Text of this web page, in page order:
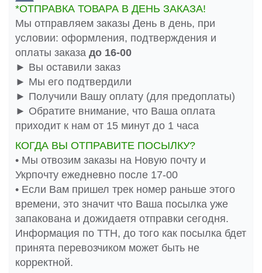
*ОТПРАВКА ТОВАРА В ДЕНЬ ЗАКАЗА!
Мы отправляем заказы День в день, при
условии: оформления, подтверждения и
оплаты заказа до 16-00
► Вы оставили заказ
► Мы его подтвердили
► Получили Вашу оплату (для предоплаты)
► Обратите внимание, что Ваша оплата
приходит к нам от 15 минут до 1 часа
КОГДА ВЫ ОТПРАВИТЕ ПОСЫЛКУ?
• Мы отвозим заказы на Новую почту и
Укрпочту ежедневно после 17-00
• Если Вам пришел трек номер раньше этого
времени, это значит что Ваша посылка уже
запакована и дожидаетя отправки сегодня.
Информация по ТТН, до того как посылка бдет
принята перевозчиком может быть не
корректной.